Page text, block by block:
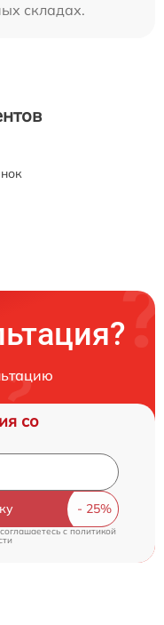
складах.
со
c политикой